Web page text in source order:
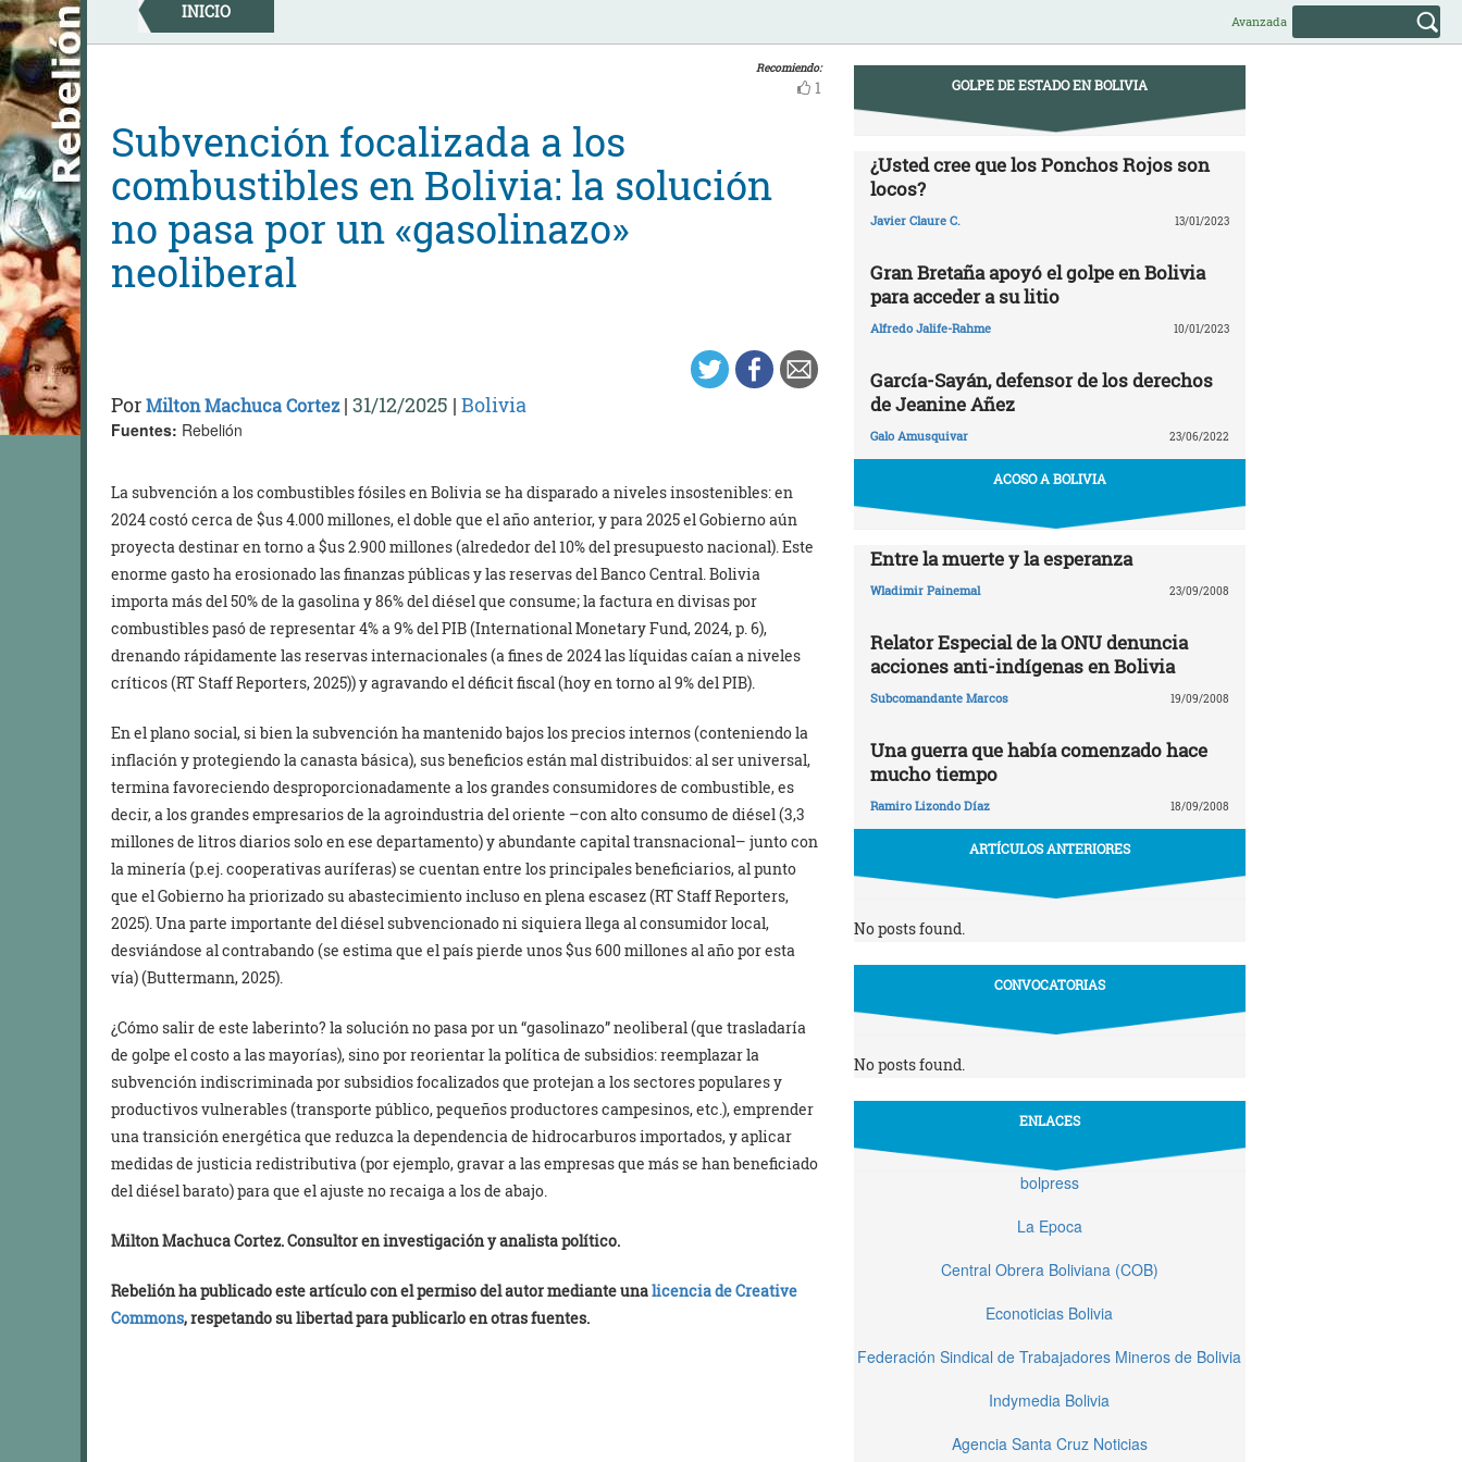
Skip
to
content
INICIO Avanzada
Recomiendo:
1
Subvención focalizada a los
combustibles en Bolivia: la solución
no pasa por un «gasolinazo»
neoliberal
PorMilton Machuca Cortez| 31/12/2025 | Bolivia
Fuentes: Rebelión
La subvención a los combustibles fósiles en Bolivia se ha disparado a niveles insostenibles: en
2024 costó cerca de $us 4.000 millones, el doble que el año anterior, y para 2025 el Gobierno aún
proyecta destinar en torno a $us 2.900 millones (alrededor del 10% del presupuesto nacional). Este
enorme gasto ha erosionado las finanzas públicas y las reservas del Banco Central. Bolivia
importa más del 50% de la gasolina y 86% del diésel que consume; la factura en divisas por
combustibles pasó de representar 4% a 9% del PIB (International Monetary Fund, 2024, p. 6),
drenando rápidamente las reservas internacionales (a fines de 2024 las líquidas caían a niveles
críticos (RT Staff Reporters, 2025)) y agravando el déficit fiscal (hoy en torno al 9% del PIB).
En el plano social, si bien la subvención ha mantenido bajos los precios internos (conteniendo la
inflación y protegiendo la canasta básica), sus beneficios están mal distribuidos: al ser universal,
termina favoreciendo desproporcionadamente a los grandes consumidores de combustible, es
decir, a los grandes empresarios de la agroindustria del oriente –con alto consumo de diésel (3,3
millones de litros diarios solo en ese departamento) y abundante capital transnacional– junto con
la minería (p.ej. cooperativas auríferas) se cuentan entre los principales beneficiarios, al punto
que el Gobierno ha priorizado su abastecimiento incluso en plena escasez (RT Staff Reporters,
2025). Una parte importante del diésel subvencionado ni siquiera llega al consumidor local,
desviándose al contrabando (se estima que el país pierde unos $us 600 millones al año por esta
vía) (Buttermann, 2025).
¿Cómo salir de este laberinto? la solución no pasa por un “gasolinazo” neoliberal (que trasladaría
de golpe el costo a las mayorías), sino por reorientar la política de subsidios: reemplazar la
subvención indiscriminada por subsidios focalizados que protejan a los sectores populares y
productivos vulnerables (transporte público, pequeños productores campesinos, etc.), emprender
una transición energética que reduzca la dependencia de hidrocarburos importados, y aplicar
medidas de justicia redistributiva (por ejemplo, gravar a las empresas que más se han beneficiado
del diésel barato) para que el ajuste no recaiga a los de abajo.
Milton Machuca Cortez. Consultor en investigación y analista político.
Rebelión ha publicado este artículo con el permiso del autor mediante unalicencia de Creative
Commons, respetando su libertad para publicarlo en otras fuentes.
GOLPE DE ESTADO EN BOLIVIA
¿Usted cree que los Ponchos Rojos son
locos?
Javier Claure C. 13/01/2023
Gran Bretaña apoyó el golpe en Bolivia
para acceder a su litio
Alfredo Jalife-Rahme 10/01/2023
García-Sayán, defensor de los derechos
de Jeanine Añez
Galo Amusquivar 23/06/2022
ACOSO A BOLIVIA
Entre la muerte y la esperanza
Wladimir Painemal 23/09/2008
Relator Especial de la ONU denuncia
acciones anti-indígenas en Bolivia
Subcomandante Marcos 19/09/2008
Una guerra que había comenzado hace
mucho tiempo
Ramiro Lizondo Díaz 18/09/2008
ARTÍCULOS ANTERIORES
No posts found.
CONVOCATORIAS
No posts found.
ENLACES
bolpress
La Epoca
Central Obrera Boliviana (COB)
Econoticias Bolivia
Federación Sindical de Trabajadores Mineros de Bolivia
Indymedia Bolivia
Agencia Santa Cruz Noticias